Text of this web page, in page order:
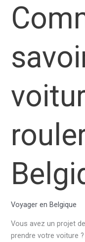
Voyager en Belgique
Vous avez un projet
prendre votre voiture